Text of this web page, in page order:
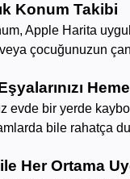
Konum Takibi
Apple Harita
veya çocuğunuzun
evde bir yerde
bile rahatça
Her Ortama